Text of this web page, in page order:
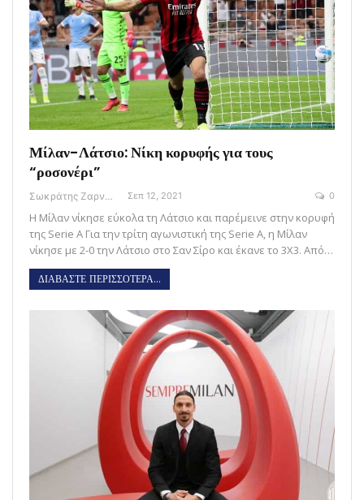
Μίλαν-Λάτσιο: Νίκη κορυφής για τους
“ροσονέρι”
Σωκράτης Ζαρναβέλης Σεπ 12, 2021 0
Η Μίλαν νίκησε εύκολα τη Λάτσιο και παρέμεινε στην κορυφή
της Serie A Για την τρίτη αγωνιστική της Serie A, η Μίλαν
νίκησε με 2-0 την Λάτσιο στο Σαν Σίρο και έκανε το 3Χ3. Από…
ΔΙΑΒΑΣΤΕ ΠΕΡΙΣΣΟΤΕΡΑ...